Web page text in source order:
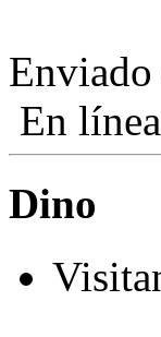
Enviado
En línea
Dino